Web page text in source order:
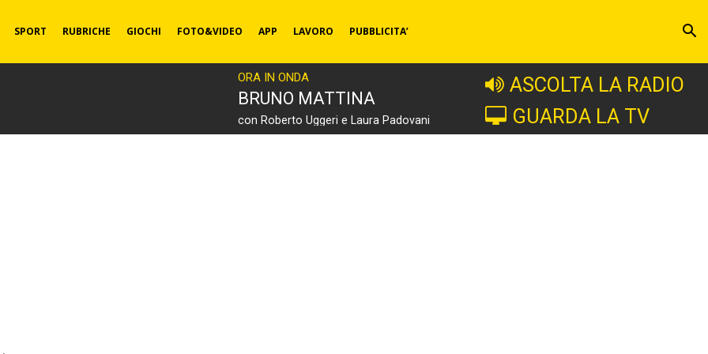
SPORT RUBRICHE GIOCHI FOTO&VIDEO APP LAVORO PUBBLICITA’
ORA IN ONDA
BRUNO MATTINA
con Roberto Uggeri e Laura Padovani
ASCOLTA LA RADIO
GUARDA LA TV